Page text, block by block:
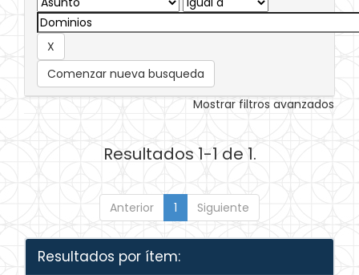
Comenzar nueva busqueda
Mostrar filtros avanzados
Resultados 1-1 de 1.
Anterior 1 Siguiente
Resultados por ítem: